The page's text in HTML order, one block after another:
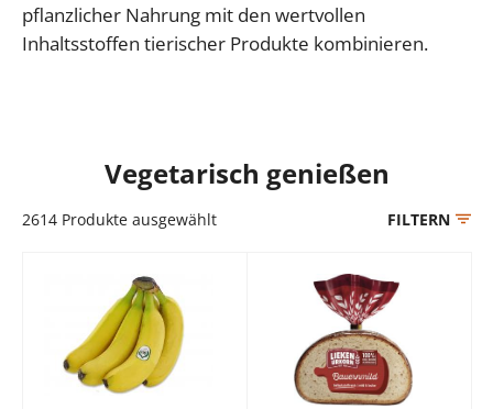
pflanzlicher Nahrung mit den wertvollen
Inhaltsstoffen tierischer Produkte kombinieren.
Vegetarisch genießen
2614 Produkte ausgewählt FILTERN